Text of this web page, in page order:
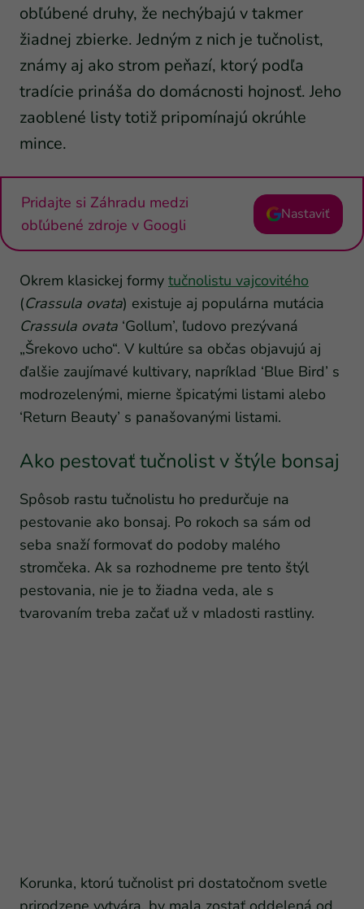
obľúbené druhy, že nechýbajú v takmer
žiadnej zbierke. Jedným z nich je tučnolist,
známy aj ako strom peňazí, ktorý podľa
tradície prináša do domácnosti hojnosť. Jeho
zaoblené listy totiž pripomínajú okrúhle
mince.
Pridajte si Záhradu medzi
obľúbené zdroje v Googli
Nastaviť
Okrem klasickej formy tučnolistu vajcovitého
(Crassula ovata) existuje aj populárna mutácia
Crassula ovata ‘Gollum’, ľudovo prezývaná
„Šrekovo ucho“. V kultúre sa občas objavujú aj
ďalšie zaujímavé kultivary, napríklad ‘Blue Bird’ s
modrozelenými, mierne špicatými listami alebo
‘Return Beauty’ s panašovanými listami.
Ako pestovať tučnolist v štýle bonsaj
Spôsob rastu tučnolistu ho predurčuje na
pestovanie ako bonsaj. Po rokoch sa sám od
seba snaží formovať do podoby malého
stromčeka. Ak sa rozhodneme pre tento štýl
pestovania, nie je to žiadna veda, ale s
tvarovaním treba začať už v mladosti rastliny.
Korunka, ktorú tučnolist pri dostatočnom svetle